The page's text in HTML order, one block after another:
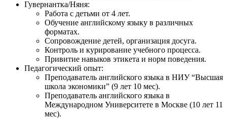
Гувернантка/Няня:
Работа с детьми от 4 лет.
Обучение английскому языку в различных
форматах.
Сопровождение детей, организация досуга.
Контроль и курирование учебного процесса.
Привитие навыков этикета и норм поведения.
Педагогический опыт:
Преподаватель английского языка в НИУ “Высшая
школа экономики” (9 лет 10 мес).
Преподаватель английского языка в
Международном Университете в Москве (10 лет 11
мес).